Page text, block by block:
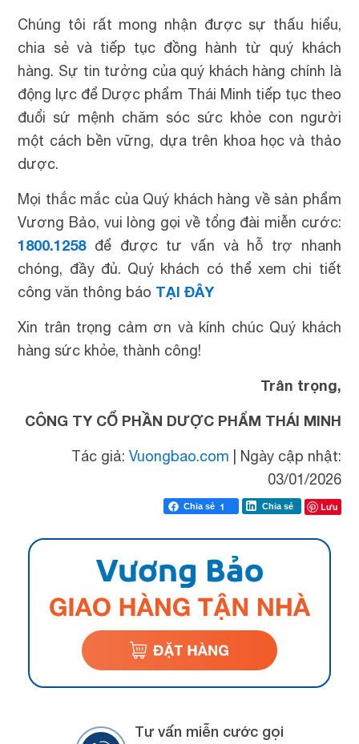
Chúng tôi rất mong nhận được sự thấu hiểu,
chia sẻ và tiếp tục đồng hành từ quý khách
hàng. Sự tin tưởng của quý khách hàng chính là
động lực để Dược phẩm Thái Minh tiếp tục theo
đuổi sứ mệnh chăm sóc sức khỏe con người
một cách bền vững, dựa trên khoa học và thảo
dược.
Mọi thắc mắc của Quý khách hàng về sản phẩm
Vương Bảo, vui lòng gọi về tổng đài miễn cước:
1800.1258để được tư vấn và hỗ trợ nhanh
chóng, đầy đủ. Quý khách có thể xem chi tiết
công văn thông báo TẠI ĐÂY
Xin trân trọng cảm ơn và kính chúc Quý khách
hàng sức khỏe, thành công!
Trân trọng,
CÔNG TY CỔ PHẦN DƯỢC PHẨM THÁI MINH
Tác giả: Vuongbao.com
Ngày cập nhật:
03/01/2026
Chia sẻ 1 Chia sẻ Lưu
Tư vấn miễn cước gọi